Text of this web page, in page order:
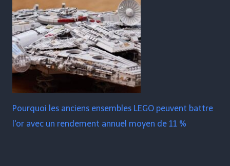
Pourquoi les anciens ensembles LEGO peuvent battre
l'or avec un rendement annuel moyen de 11 %